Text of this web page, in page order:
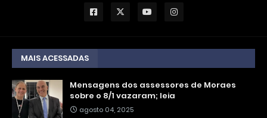
MAIS ACESSADAS
Mensagens dos assessores de Moraes
sobre o 8/1 vazaram; leia
agosto 04, 2025